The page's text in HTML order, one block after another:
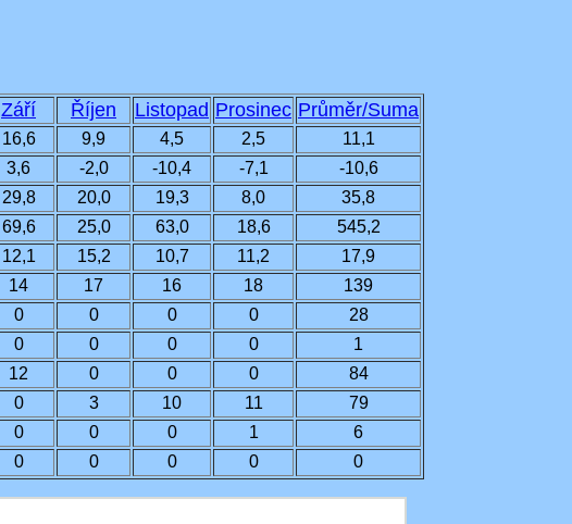
Září Říjen Listopad Prosinec Průměr/Suma
16,6 9,9 4,5 2,5 11,1
3,6 -2,0 -10,4 -7,1 -10,6
29,8 20,0 19,3 8,0 35,8
69,6 25,0 63,0 18,6 545,2
12,1 15,2 10,7 11,2 17,9
14 17 16 18 139
0 0 0 0 28
0 0 0 0 1
12 0 0 0 84
0 3 10 11 79
0 0 0 1 6
0 0 0 0 0